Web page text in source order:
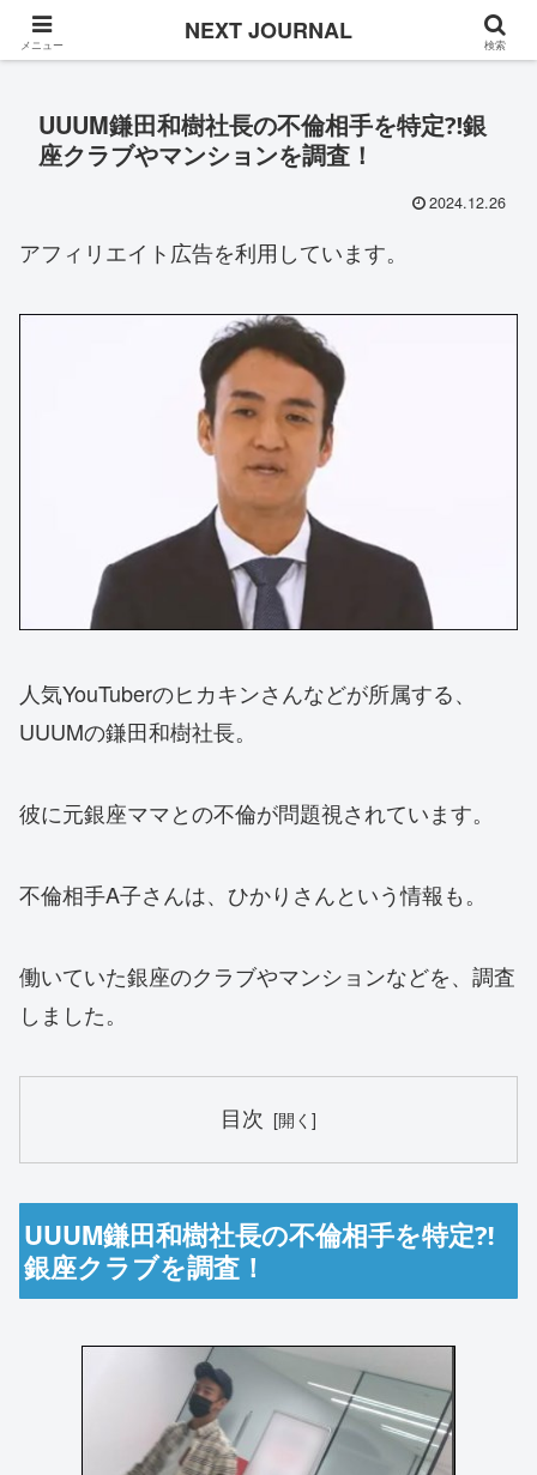
Once in a while
UUUM鎌田和樹社長の不倫相手を特定⁈銀
座クラブやマンションを調査！
2024.12.26
アフィリエイト広告を利用しています。
人気YouTuberのヒカキンさんなどが所属する、
UUUMの鎌田和樹社長。
彼に元銀座ママとの不倫が問題視されています。
不倫相手A子さんは、ひかりさんという情報も。
働いていた銀座のクラブやマンションなどを、調査
しました。
目次
UUUM鎌田和樹社長の不倫相手を特定⁈
銀座クラブを調査！
メニュー NEXT JOURNAL 検索